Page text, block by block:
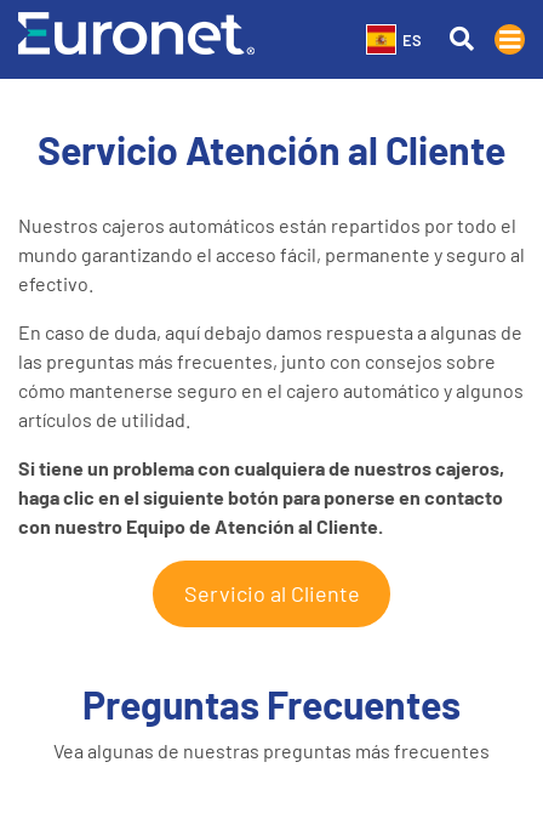
ES
Servicio Atención al Cliente
Nuestros cajeros automáticos están repartidos por todo el
mundo garantizando el acceso fácil, permanente y seguro al
efectivo.
En caso de duda, aquí debajo damos respuesta a algunas de
las preguntas más frecuentes, junto con consejos sobre
cómo mantenerse seguro en el cajero automático y algunos
artículos de utilidad.
Si tiene un problema con cualquiera de nuestros cajeros,
haga clic en el siguiente botón para ponerse en contacto
con nuestro Equipo de Atención al Cliente.
Servicio al Cliente
Preguntas Frecuentes
Vea algunas de nuestras preguntas más frecuentes